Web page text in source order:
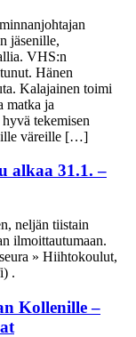
jäsenille,
VHS:n
Hänen
Kalajainen toimi
matka ja
tekemisen
väreille […]
alkaa 31.1. –
neljän tiistain
ilmoittautumaan.
» Hiihtokoulut,
.
Kollenille –